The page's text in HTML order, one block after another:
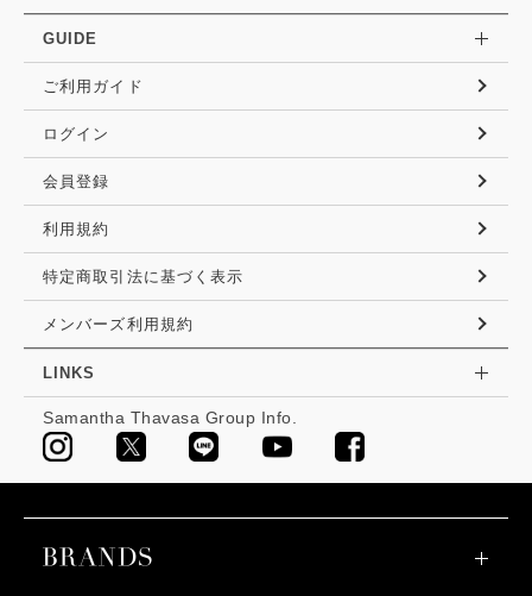
GUIDE
ご利用ガイド
ログイン
会員登録
利用規約
特定商取引法に基づく表示
メンバーズ利用規約
LINKS
Samantha Thavasa Group Info.